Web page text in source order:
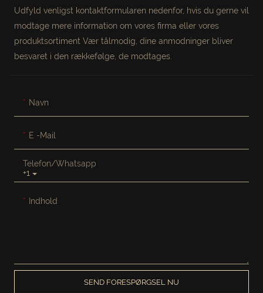
Udfyld venligst kontaktformularen nedenfor, hvis du gerne vil
modtage mere information om vores firma eller vores
produktsortiment Vær tålmodig, dine anmodninger bliver
besvaret i den rækkefølge, de modtages.
Navn
E -mail
+1
Telefon/whatsapp
Indhold
SEND FORESPØRGSEL NU